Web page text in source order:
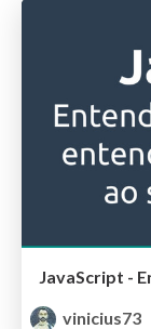
vinicius73